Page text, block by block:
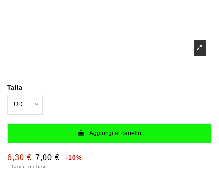
Talla
Aggiungi al carrello
6,30 € 7,00 € -10%
Tasse incluse